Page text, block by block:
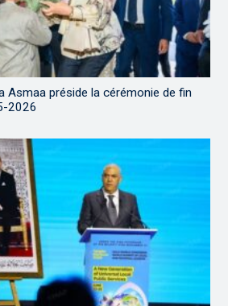
Asmaa préside la cérémonie de fin
2026